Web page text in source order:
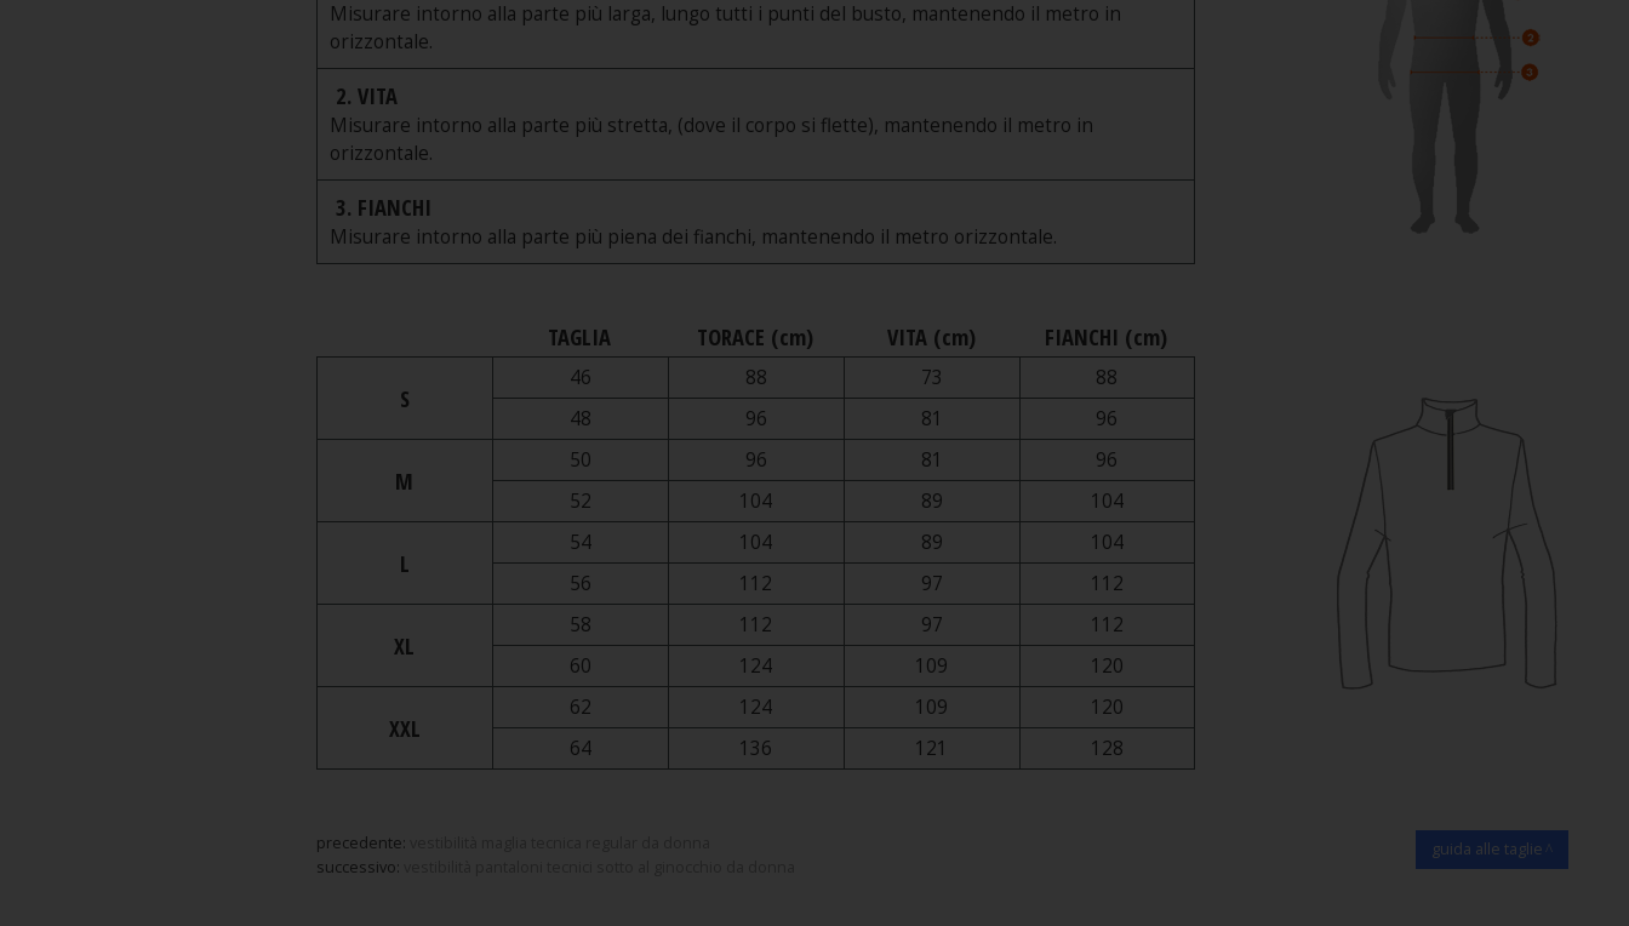
Misurare intorno alla parte più larga, lungo tutti i punti del busto, mantenendo il metro in
orizzontale.
2. VITA
Misurare intorno alla parte più stretta, (dove il corpo si flette), mantenendo il metro in
orizzontale.
3. FIANCHI
Misurare intorno alla parte più piena dei fianchi, mantenendo il metro orizzontale.
TAGLIA TORACE (cm) VITA (cm) FIANCHI (cm)
S
46 88 73
88
48
96 81 96
M
50 96 81
96
52
104 89 104
L
54 104 89
104
56
112 97 112
XL
58 112 97
112
60
124 109 120
XXL
62 124 109
120
64
136 121 128
precedente:
successivo:
guida alle taglie